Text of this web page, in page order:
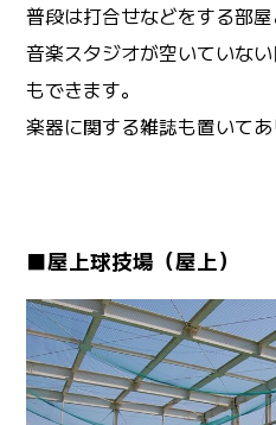
普段は打合せなどをする部屋
音楽スタジオが空いていな
もできます。
楽器に関する雑誌も置いてあ
■屋上球技場（屋上）